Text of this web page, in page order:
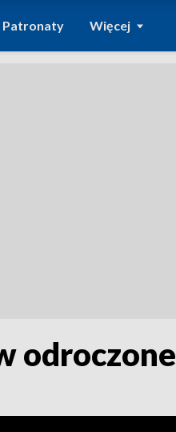
Patronaty Więcej
odroczone